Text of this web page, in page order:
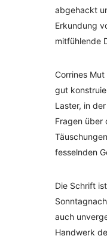
abgehackt
Erkundung
mitfühlende
Corrines
gut
Laster, in
Fragen über
fesselnden
Die Schrift
auch
Handwerk